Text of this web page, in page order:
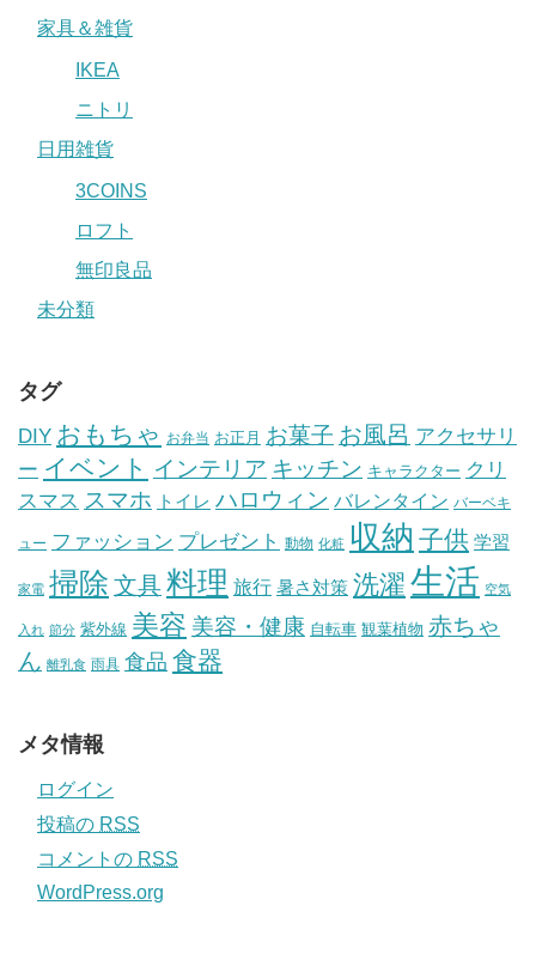
家具＆雑貨
IKEA
ニトリ
日用雑貨
3COINS
ロフト
無印良品
未分類
タグ
DIY おもちゃ お弁当 お正月 お菓子 お風呂 アクセサリ
ー イベント インテリア キッチン キャラクター クリ
スマス スマホ トイレ ハロウィン バレンタイン バーベキ
ュー ファッション プレゼント 動物 化粧 収納 子供 学習
家電 掃除 文具料理 旅行 暑さ対策 洗濯 生活 空気
入れ 節分 紫外線 美容 美容・健康 自転車 観葉植物 赤ちゃ
ん 離乳食 雨具 食品 食器
メタ情報
ログイン
投稿の RSS
コメントの RSS
WordPress.org